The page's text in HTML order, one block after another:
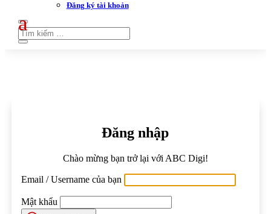
Đăng ký tài khoản
Đăng nhập
Chào mừng bạn trở lại với ABC Digi!
Email / Username của bạn
Mật khẩu